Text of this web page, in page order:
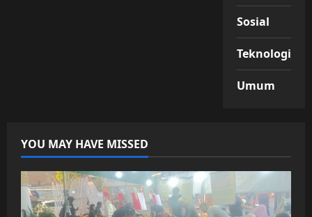
Sosial
Teknologi
Umum
YOU MAY HAVE MISSED